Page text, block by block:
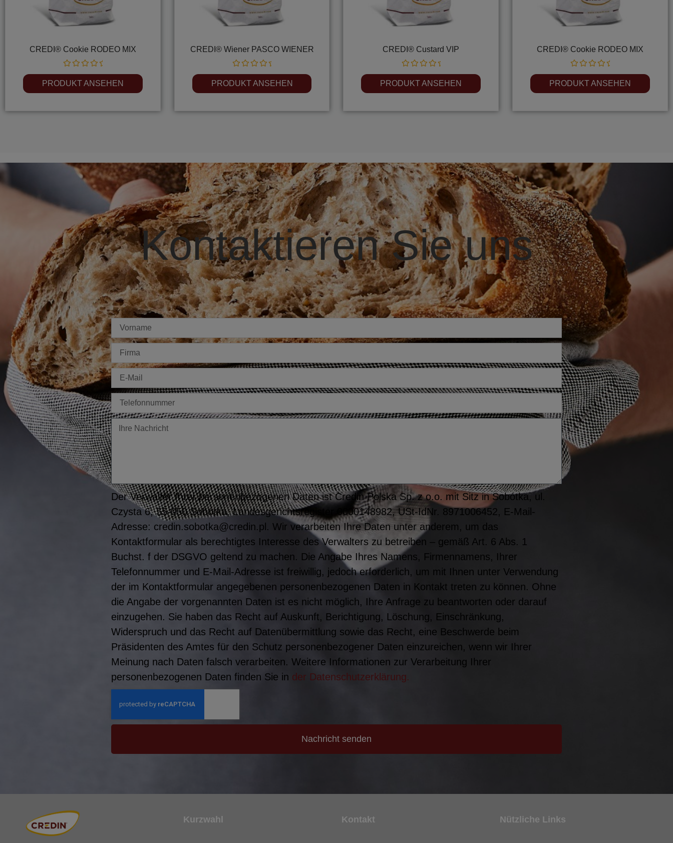
CREDI® Cookie RODEO MIX
Rated
0
out
of
PRODUKT ANSEHEN
CREDI® Wiener PASCO WIENER
Rated
0
out
of
PRODUKT ANSEHEN
CREDI® Custard VIP
Rated
0
out
of
PRODUKT ANSEHEN
CREDI® Cookie RODEO MIX
Rated
0
out
of
PRODUKT ANSEHEN
Kontaktieren Sie uns
Imię
Firma
E-
mail
Tel
Twoja
wiadomość
Der Verwalter Ihrer personenbezogenen Daten ist Credin Polska Sp. z o.o. mit Sitz in Sobótka, ul.
Czysta 6, 55-050 Sobótka, Landesgerichtsregister 0000148982, USt-IdNr. 8971006452, E-Mail-
Adresse: credin.sobotka@credin.pl. Wir verarbeiten Ihre Daten unter anderem, um das
Kontaktformular als berechtigtes Interesse des Verwalters zu betreiben – gemäß Art. 6 Abs. 1
Buchst. f der DSGVO geltend zu machen. Die Angabe Ihres Namens, Firmennamens, Ihrer
Telefonnummer und E-Mail-Adresse ist freiwillig, jedoch erforderlich, um mit Ihnen unter Verwendung
der im Kontaktformular angegebenen personenbezogenen Daten in Kontakt treten zu können. Ohne
die Angabe der vorgenannten Daten ist es nicht möglich, Ihre Anfrage zu beantworten oder darauf
einzugehen. Sie haben das Recht auf Auskunft, Berichtigung, Löschung, Einschränkung,
Widerspruch und das Recht auf Datenübermittlung sowie das Recht, eine Beschwerde beim
Präsidenten des Amtes für den Schutz personenbezogener Daten einzureichen, wenn wir Ihrer
Meinung nach Daten falsch verarbeiten. Weitere Informationen zur Verarbeitung Ihrer
personenbezogenen Daten finden Sie in der Datenschutzerklärung.
Nachricht senden
Kurzwahl Kontakt Nützliche Links